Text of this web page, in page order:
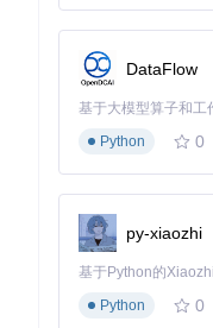
DataFlow
基于大模型算子和工
Python
0
py-xiaozhi
Python
0